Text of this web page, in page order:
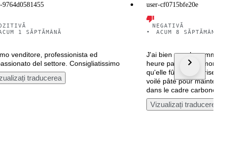
9764d0581455
1 SĂPTĂMÂNĂ
venditore, professionista ed
del settore. Consigliatissimo
traducerea
user-cf0715bfe20e
NEGATIVĂ
•
ACUM 8 SĂPTĂMÂNI
J'ai bien reçu la commande
heure parfait , j'ai monté le
qu'elle fût ma surprise roue
voilé pâté pour maintenir la
dans le cadre carbone
Vizualizați traducerea